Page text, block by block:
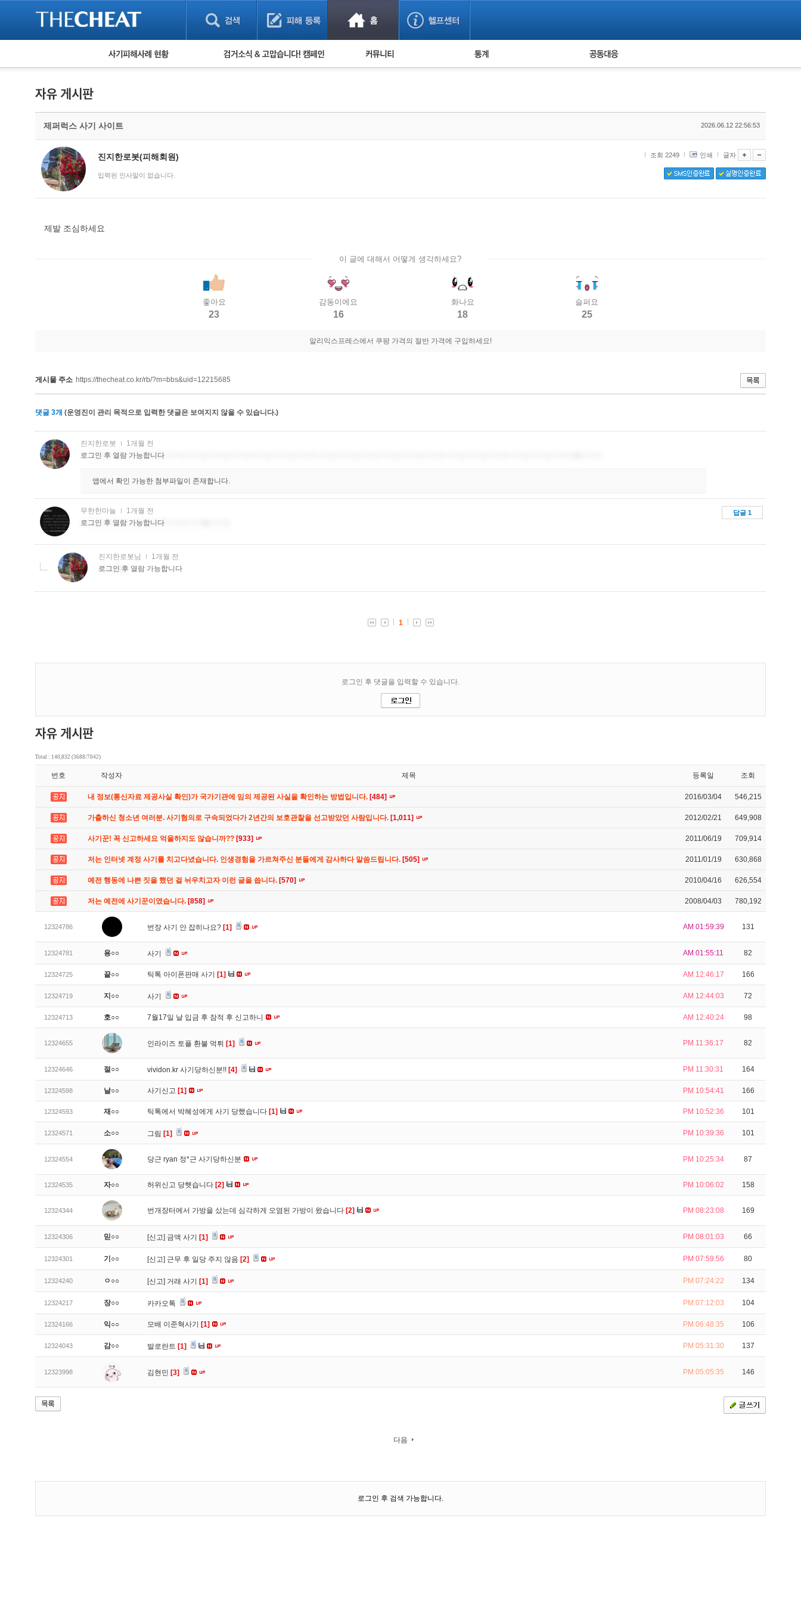
피해사례 현황
보이스피싱 피해사례
유해사이트 목록
비공개 피해사례
워킹홀리데이 피해사례
검거 소식 사기 예방했어요! 누적 피해사례 통계 피해자 공동대응
제퍼럭스 사기 사이트 2026.06.12 22:56:53
진지한로봇(피해회원)
입력된 인사말이 없습니다.
조회 2249 인쇄 글자
제발 조심하세요
이 글에 대해서 어떻게 생각하세요?
좋아요
23
감동이에요
16
화나요
18
슬퍼요
25
알리익스프레스에서 쿠팡 가격의 절반 가격에 구입하세요!
게시물 주소 https://thecheat.co.kr/rb/?m=bbs&uid=12215685
댓글 3개 (운영진이 관리 목적으로 입력한 댓글은 보여지지 않을 수 있습니다.)
Total : 140,832 (3688/7042)
번호 작성자 제목 등록일 조회
내 정보(통신자료 제공사실 확인)가 국가기관에 임의 제공된 사실을 확인하는 방법입니다. [484] 2016/03/04 546,215
가출하신 청소년 여러분. 사기혐의로 구속되었다가 2년간의 보호관찰을 선고받았던 사람입니다. [1,011] 2012/02/21 649,908
사기꾼! 꼭 신고하세요 억울하지도 않습니까?? [933] 2011/06/19 709,914
저는 인터넷 계정 사기를 치고다녔습니다. 인생경험을 가르쳐주신 분들에게 감사하다 말씀드립니다. [505] 2011/01/19 630,868
예전 행동에 나쁜 짓을 했던 걸 뉘우치고자 이런 글을 씁니다. [570] 2010/04/16 626,554
저는 예전에 사기꾼이였습니다. [858] 2008/04/03 780,192
12324786 번장 사기 안 잡히나요? [1] AM 01:59:39 131
12324781 용○○ 사기 AM 01:55:11 82
12324725 끝○○ 틱톡 아이폰판매 사기 [1] AM 12:46:17 166
12324719 지○○ 사기 AM 12:44:03 72
12324713 호○○ 7월17일 날 입금 후 잠적 후 신고하니 AM 12:40:24 98
12324655 인라이즈 토플 환불 먹튀 [1] PM 11:36:17 82
12324646 절○○ vividon.kr 사기당하신분!! [4] PM 11:30:31 164
12324598 날○○ 사기신고 [1] PM 10:54:41 166
12324593 재○○ 틱톡에서 박혜성에게 사기 당했습니다 [1] PM 10:52:36 101
12324571 소○○ 그림 [1] PM 10:39:36 101
12324554 당근 ryan 정*근 사기당하신분 PM 10:25:34 87
12324535 자○○ 허위신고 당햇습니다 [2] PM 10:06:02 158
12324344 번개장터에서 가방을 샀는데 심각하게 오염된 가방이 왔습니다 [2] PM 08:23:08 169
12324306 믿○○ [신고] 금액 사기 [1] PM 08:01:03 66
12324301 기○○ [신고] 근무 후 일당 주지 않음 [2] PM 07:59:56 80
12324240 ㅇ○○ [신고] 거래 사기 [1] PM 07:24:22 134
12324217 장○○ 카카오톡 PM 07:12:03 104
12324166 익○○ 모배 이준혁사기 [1] PM 06:48:35 106
12324043 감○○ 발로란트 [1] PM 05:31:30 137
12323998 김현민 [3] PM 05:05:35 146
다음
로그인 후 검색 가능합니다.